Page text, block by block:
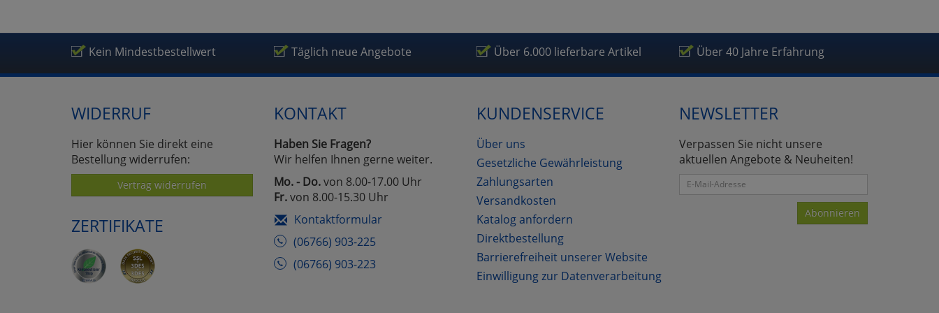
Kein Mindestbestellwert Täglich neue Angebote Über 6.000 lieferbare Artikel Über 40 Jahre Erfahrung
WIDERRUF
Hier können Sie direkt eine
Bestellung widerrufen:
Vertrag widerrufen
ZERTIFIKATE
KONTAKT
Haben Sie Fragen?
Wir helfen Ihnen gerne weiter.
Mo. - Do.von 8.00-17.00 Uhr
Fr.von 8.00-15.30 Uhr
Kontaktformular
(06766) 903-225
(06766) 903-223
KUNDENSERVICE
Über uns
Gesetzliche Gewährleistung
Zahlungsarten
Versandkosten
Katalog anfordern
Direktbestellung
Barrierefreiheit unserer Website
Einwilligung zur Datenverarbeitung
NEWSLETTER
Verpassen Sie nicht unsere
aktuellen Angebote & Neuheiten!
Abonnieren
Cookies
Alle Akzeptieren Cookies
Einstellungen speichern
zurückzu Haupptseite Zustimmung Datenverarbeitung (Seitenende)